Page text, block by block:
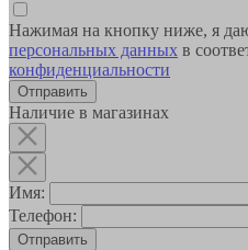
Нажимая на кнопку ниже, я
персональных данных в
конфиденциальности
Наличие в магазинах
Имя:
Телефон:
Отправить